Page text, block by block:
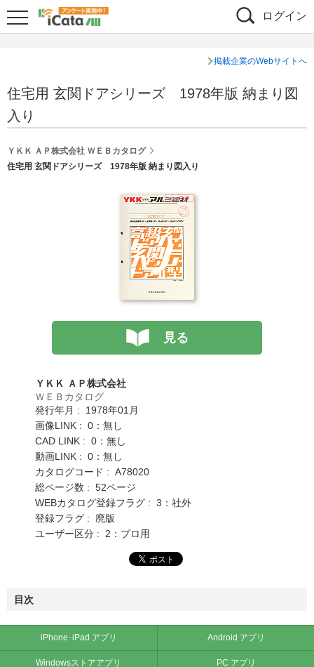
ログイン
掲載企業のWebサイトへ
住宅用 玄関ドアシリーズ 1978年版 納まり図
入り
ＹＫＫ ＡＰ株式会社 ＷＥＢカタログ
住宅用 玄関ドアシリーズ 1978年版 納まり図入り
見る
ＹＫＫ ＡＰ株式会社
ＷＥＢカタログ
発行年月 : 1978年01月
画像LINK : 0：無し
CAD LINK : 0：無し
動画LINK : 0：無し
カタログコード : A78020
総ページ数 : 52ページ
WEBカタログ登録フラグ : 3：社外
登録フラグ : 廃版
ユーザー区分 : 2：プロ用
目次
iPhone･iPad アプリ Android アプリ
Windowsストアアプリ PC アプリ